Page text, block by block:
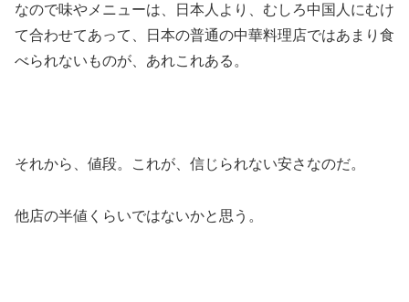
なので味やメニューは、日本人より、むしろ中国人にむけ
て合わせてあって、日本の普通の中華料理店ではあまり食
べられないものが、あれこれある。
それから、値段。これが、信じられない安さなのだ。
他店の半値くらいではないかと思う。